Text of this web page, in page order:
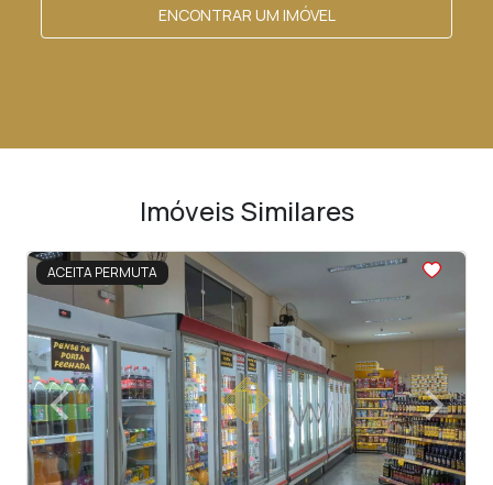
ENCONTRAR UM IMÓVEL
Imóveis Similares
ACEITA PERMUTA
<<<<
‹Previous ›
Next